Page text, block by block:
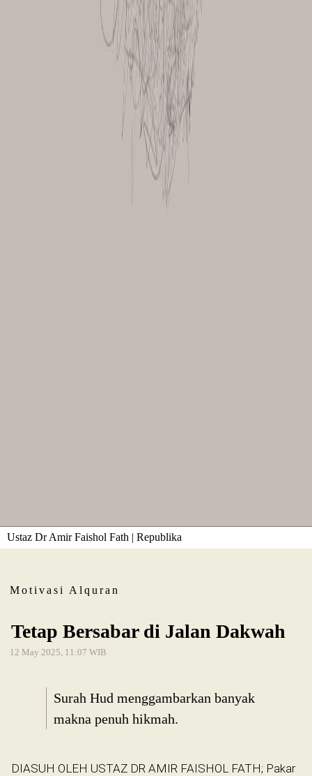
Ustaz Dr Amir Faishol Fath | Republika
Motivasi Alquran
Tetap Bersabar di Jalan Dakwah
12 May 2025, 11:07 WIB
Surah Hud menggambarkan banyak
makna penuh hikmah.
DIASUH OLEH USTAZ DR AMIR FAISHOL FATH; Pakar